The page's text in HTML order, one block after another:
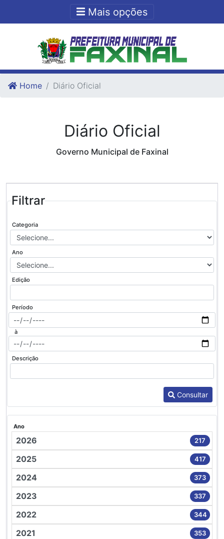
Ir para o fim do conteudo
Mais opções
Home Diário Oficial
Diário Oficial
Governo Municipal de Faxinal
Filtrar
Categoria
Ano
Edição
Período
à
Descrição
Consultar
Ano
2026 217
2025 417
2024 373
2023 337
2022 344
2021 353